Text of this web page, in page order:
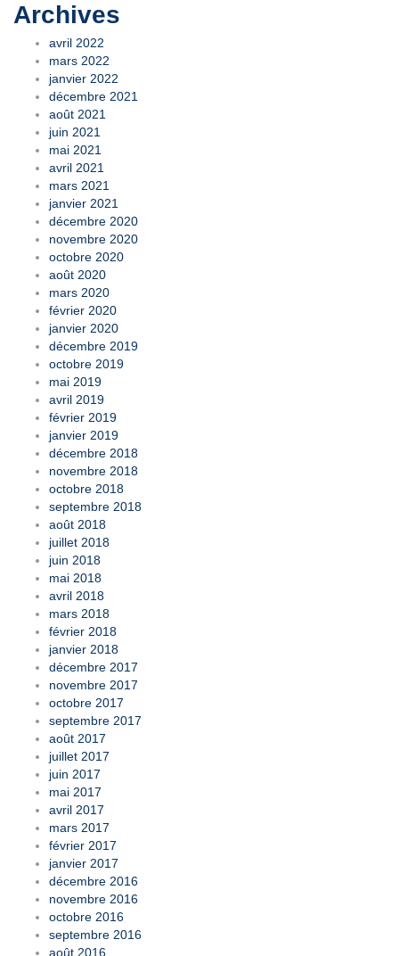
Archives
avril 2022
mars 2022
janvier 2022
décembre 2021
août 2021
juin 2021
mai 2021
avril 2021
mars 2021
janvier 2021
décembre 2020
novembre 2020
octobre 2020
août 2020
mars 2020
février 2020
janvier 2020
décembre 2019
octobre 2019
mai 2019
avril 2019
février 2019
janvier 2019
décembre 2018
novembre 2018
octobre 2018
septembre 2018
août 2018
juillet 2018
juin 2018
mai 2018
avril 2018
mars 2018
février 2018
janvier 2018
décembre 2017
novembre 2017
octobre 2017
septembre 2017
août 2017
juillet 2017
juin 2017
mai 2017
avril 2017
mars 2017
février 2017
janvier 2017
décembre 2016
novembre 2016
octobre 2016
septembre 2016
août 2016